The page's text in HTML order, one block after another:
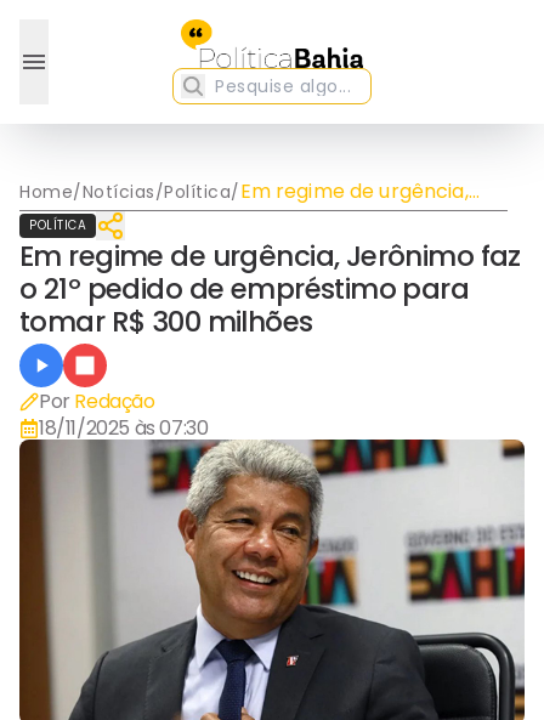
Home/Notícias/Política/Em regime de urgência,
Jerônimo faz o 21º pedido
de empréstimo para
tomar R$ 300 milhões
POLÍTICA
Em regime de urgência, Jerônimo faz
o 21º pedido de empréstimo para
tomar R$ 300 milhões
Por Redação
18/11/2025 às 07:30